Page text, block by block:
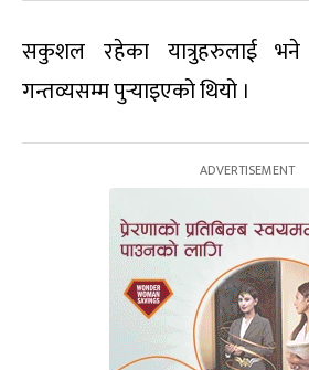
सकुशल रहेका यात्रुहरुलाई
गन्तव्यसम्म पुर्‍याइएको थियो ।